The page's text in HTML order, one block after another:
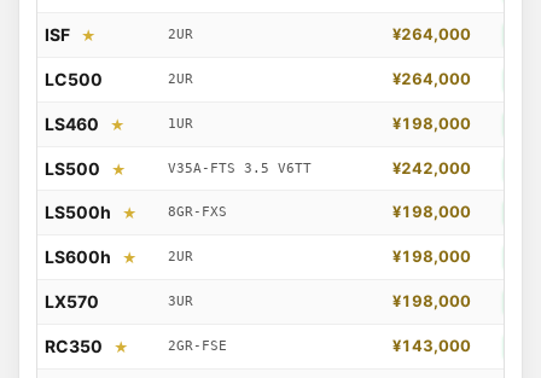
ISF ★ 2UR ¥264,000
LC500 2UR ¥264,000
LS460 ★ 1UR ¥198,000
LS500 ★ V35A-FTS 3.5 V6TT ¥242,000
LS500h ★ 8GR-FXS ¥198,000
LS600h ★ 2UR ¥198,000
LX570 3UR ¥198,000
RC350 ★ 2GR-FSE ¥143,000